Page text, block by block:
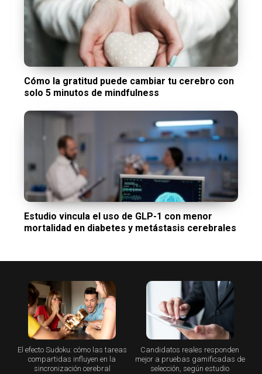
Cómo la gratitud puede cambiar tu cerebro con
solo 5 minutos de mindfulness
Estudio vincula el uso de GLP-1 con menor
mortalidad en diabetes y metástasis cerebrales
El efecto Sudoku: cómo las tareas
compartidas influyen en la
sincronización cerebral
Candidatos reales responden
mejor a pruebas gamificadas de
selección, según estudio